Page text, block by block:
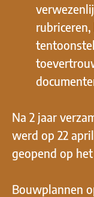
Na 2 jaar
werd op 22
geopend op
Bouwplannen